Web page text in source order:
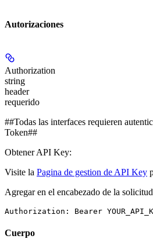
Autorizaciones
Authorization
string
header
requerido
##Todas las interfaces requieren
Token##
Obtener API Key:
Visite la Pagina de gestion de API Key
Agregar en el encabezado de la
Authorization: Bearer
Cuerpo